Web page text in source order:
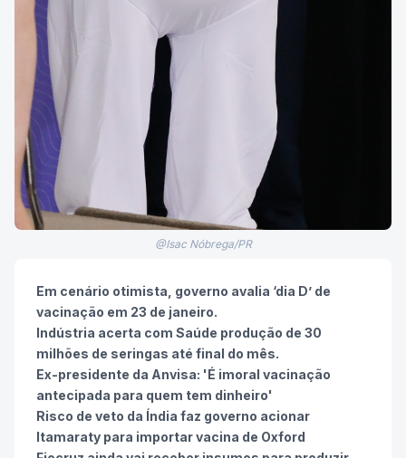
@Isac Nóbrega/PR
Em cenário otimista, governo avalia ‘dia D’ de
vacinação em 23 de janeiro.
Indústria acerta com Saúde produção de 30
milhões de seringas até final do mês.
Ex-presidente da Anvisa: 'É imoral vacinação
antecipada para quem tem dinheiro'
Risco de veto da Índia faz governo acionar
Itamaraty para importar vacina de Oxford